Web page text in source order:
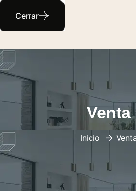
Cerrar
Venta
Inicio Venta